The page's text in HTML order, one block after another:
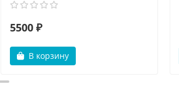
5500 ₽
В корзину